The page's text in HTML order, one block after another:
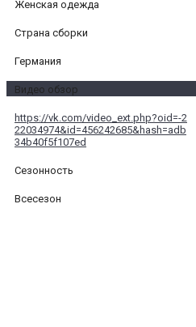
Женская одежда
Страна сборки
Германия
Видео обзор
https://vk.com/video_ext.php?oid=-2
22034974&id=456242685&hash=adb
34b40f5f107ed
Сезонность
Всесезон